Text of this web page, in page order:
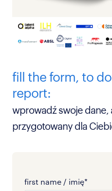
fill the form, to
report:
wprowadź swoje dane,
przygotowany dla
first name / imię*